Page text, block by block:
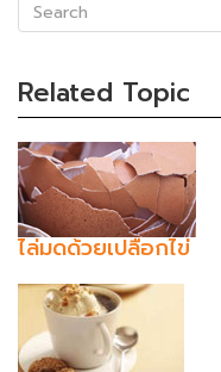
Related Topic
ไล่มดด้วยเปลือกไข่